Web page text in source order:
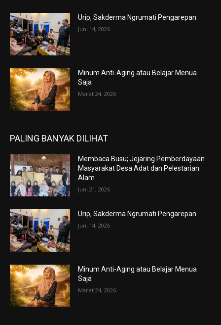
Urip, Sakderma Ngrumati Pengarepan
Juni 14, 2026
Minum Anti-Aging atau Belajar Menua
Saja
Maret 24, 2026
PALING BANYAK DILIHAT
Membaca Busu; Jejaring Pemberdayaan
Masyarakat Desa Adat dan Pelestarian
Alam
Juni 21, 2026
Urip, Sakderma Ngrumati Pengarepan
Juni 14, 2026
Minum Anti-Aging atau Belajar Menua
Saja
Maret 24, 2026